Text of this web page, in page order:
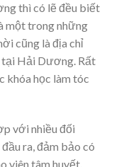
thì có lẽ đều biết
một trong những
cũng là địa chỉ
tại Hải Dương. Rất
khóa học làm tóc
với nhiều đối
ra, đảm bảo có
viên tâm huyết,